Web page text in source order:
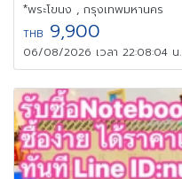
*พระโขนง , กรุงเทพมหานคร
THB 9,900
06/08/2026 เวลา 22:08:04 น.